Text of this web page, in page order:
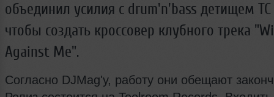
объединил усилия с drum'n'bass детищем TC
чтобы создать кроссовер клубного трека
Against Me".
Согласно DJMag'у, работу они обещают